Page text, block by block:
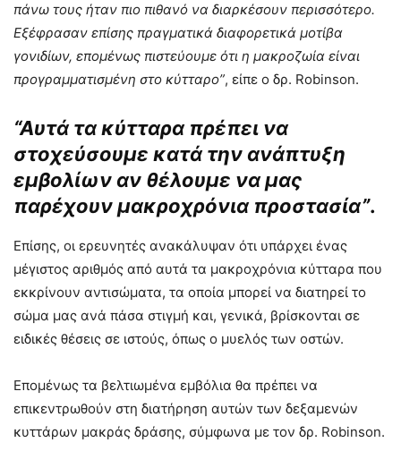
πάνω τους ήταν πιο πιθανό να διαρκέσουν περισσότερο.
Εξέφρασαν επίσης πραγματικά διαφορετικά μοτίβα
γονιδίων, επομένως πιστεύουμε ότι η μακροζωία είναι
προγραμματισμένη στο κύτταρο”, είπε ο δρ. Robinson.
“Αυτά τα κύτταρα πρέπει να
στοχεύσουμε κατά την ανάπτυξη
εμβολίων αν θέλουμε να μας
παρέχουν μακροχρόνια προστασία”.
Επίσης, οι ερευνητές ανακάλυψαν ότι υπάρχει ένας
μέγιστος αριθμός από αυτά τα μακροχρόνια κύτταρα που
εκκρίνουν αντισώματα, τα οποία μπορεί να διατηρεί το
σώμα μας ανά πάσα στιγμή και, γενικά, βρίσκονται σε
ειδικές θέσεις σε ιστούς, όπως ο μυελός των οστών.
Επομένως τα βελτιωμένα εμβόλια θα πρέπει να
επικεντρωθούν στη διατήρηση αυτών των δεξαμενών
κυττάρων μακράς δράσης, σύμφωνα με τον δρ. Robinson.